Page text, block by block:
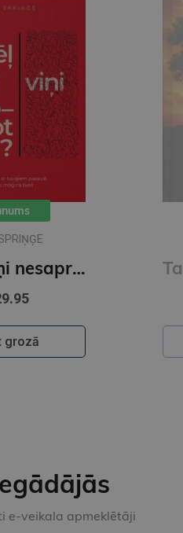
Kādēļ viņi nesaprot?
grozā
e-veikala apmeklētāji